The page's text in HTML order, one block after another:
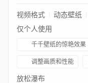
视频格式 动态壁纸
仅个人使用
千千壁纸的惊艳效果
调整画质和性能
放松瀑布